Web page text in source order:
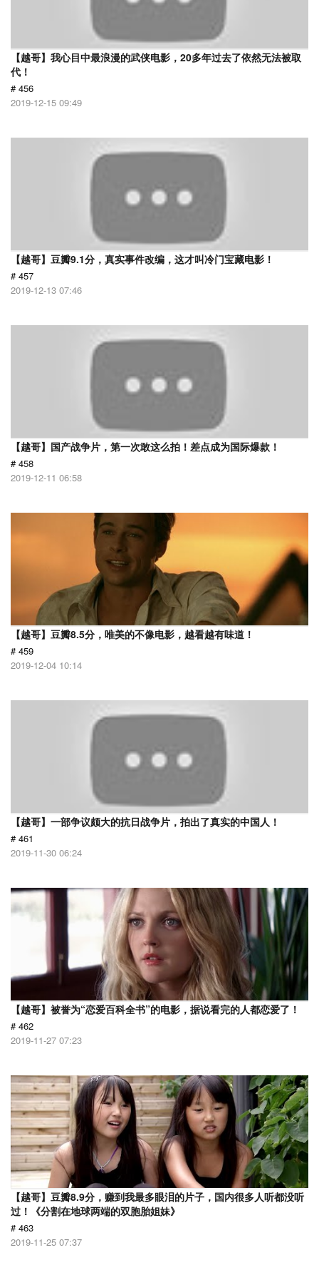
【越哥】我心目中最浪漫的武侠电影，20多年过去了依然无法被取
代！
# 456
2019-12-15 09:49
【越哥】豆瓣9.1分，真实事件改编，这才叫冷门宝藏电影！
# 457
2019-12-13 07:46
【越哥】国产战争片，第一次敢这么拍！差点成为国际爆款！
# 458
2019-12-11 06:58
【越哥】豆瓣8.5分，唯美的不像电影，越看越有味道！
# 459
2019-12-04 10:14
【越哥】一部争议颇大的抗日战争片，拍出了真实的中国人！
# 461
2019-11-30 06:24
【越哥】被誉为“恋爱百科全书”的电影，据说看完的人都恋爱了！
# 462
2019-11-27 07:23
【越哥】豆瓣8.9分，赚到我最多眼泪的片子，国内很多人听都没听
过！《分割在地球两端的双胞胎姐妹》
# 463
2019-11-25 07:37